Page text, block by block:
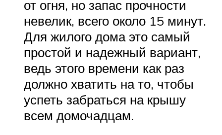
от огня, но запас прочности
невелик, всего около 15 минут.
Для жилого дома это самый
простой и надежный вариант,
ведь этого времени как раз
должно хватить на то, чтобы
успеть забраться на крышу
всем домочадцам.